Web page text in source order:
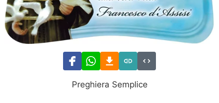
Preghiera Semplice